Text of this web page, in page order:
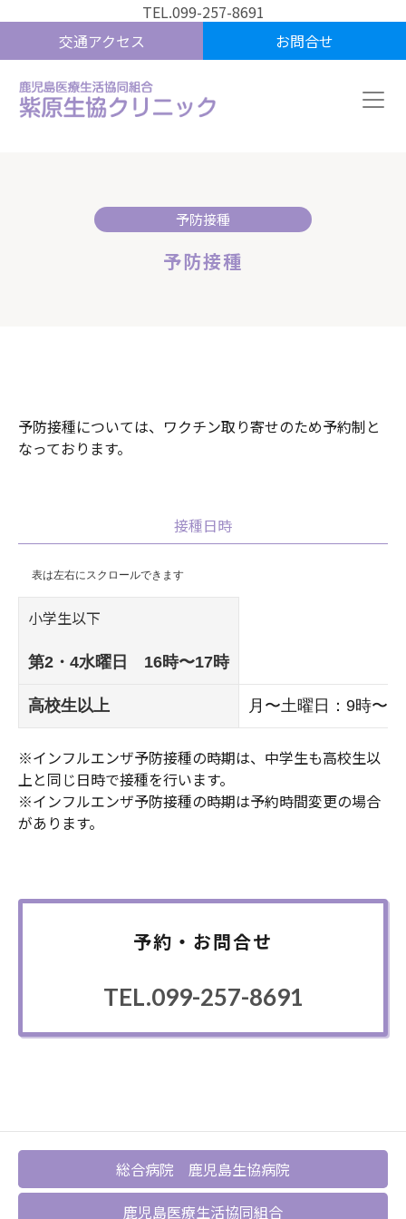
TEL.099-257-8691
交通アクセス
お問合せ
予防接種
予防接種
予防接種については、ワクチン取り寄せのため予約制と
なっております。
接種日時
小学生以下
第2・4水曜日 16時〜17時
高校生以上 月〜土曜日：9時〜
※インフルエンザ予防接種の時期は、中学生も高校生以
上と同じ日時で接種を行います。
※インフルエンザ予防接種の時期は予約時間変更の場合
があります。
予約・お問合せ
TEL.099-257-8691
総合病院 鹿児島生協病院
鹿児島医療生活協同組合